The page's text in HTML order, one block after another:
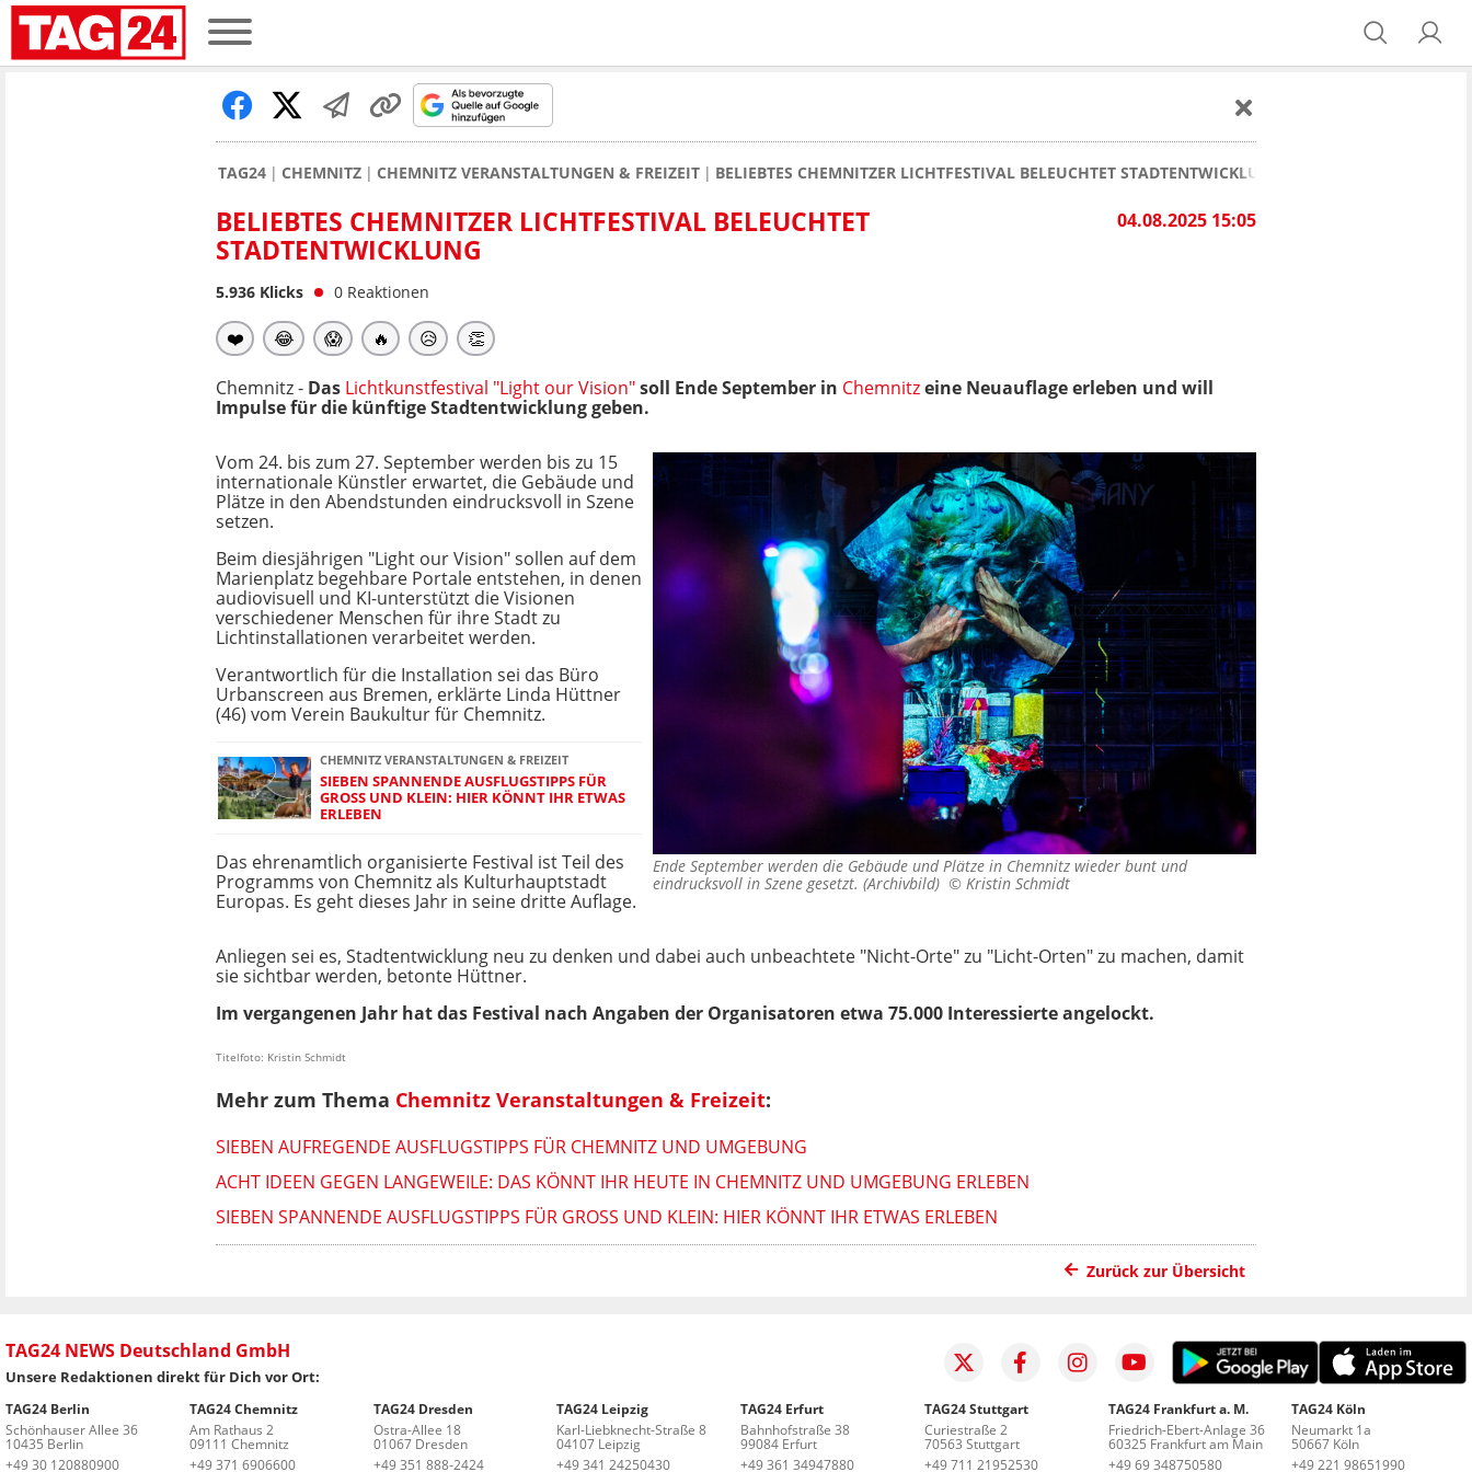
TAG24 CHEMNITZ CHEMNITZ VERANSTALTUNGEN & FREIZEIT BELIEBTES CHEMNITZER LICHTFESTIVAL BELEUCHTET STADTENTWICKLUNG
04.08.2025 15:05
BELIEBTES CHEMNITZER LICHTFESTIVAL BELEUCHTET
STADTENTWICKLUNG
5.936 Klicks 0 Reaktionen
❤️ 😂 😱 🔥 😥 👏
Chemnitz - Das Lichtkunstfestival "Light our Vision"soll Ende September in Chemnitzeine Neuauflage erleben und will
Impulse für die künftige Stadtentwicklung geben.
Ende September werden die Gebäude und Plätze in Chemnitz wieder bunt und
eindrucksvoll in Szene gesetzt. (Archivbild) © Kristin Schmidt
Vom 24. bis zum 27. September werden bis zu 15
internationale Künstler erwartet, die Gebäude und
Plätze in den Abendstunden eindrucksvoll in Szene
setzen.
Beim diesjährigen "Light our Vision" sollen auf dem
Marienplatz begehbare Portale entstehen, in denen
audiovisuell und KI-unterstützt die Visionen
verschiedener Menschen für ihre Stadt zu
Lichtinstallationen verarbeitet werden.
Verantwortlich für die Installation sei das Büro
Urbanscreen aus Bremen, erklärte Linda Hüttner
(46) vom Verein Baukultur für Chemnitz.
CHEMNITZ VERANSTALTUNGEN & FREIZEIT
SIEBEN SPANNENDE AUSFLUGSTIPPS FÜR
GROSS UND KLEIN: HIER KÖNNT IHR ETWAS E
RLEBEN
Das ehrenamtlich organisierte Festival ist Teil des
Programms von Chemnitz als Kulturhauptstadt
Europas. Es geht dieses Jahr in seine dritte Auflage.
Anliegen sei es, Stadtentwicklung neu zu denken und dabei auch unbeachtete "Nicht-Orte" zu "Licht-Orten" zu machen, damit
sie sichtbar werden, betonte Hüttner.
Im vergangenen Jahr hat das Festival nach Angaben der Organisatoren etwa 75.000 Interessierte angelockt.
Titelfoto: Kristin Schmidt
Mehr zum Thema Chemnitz Veranstaltungen & Freizeit:
SIEBEN AUFREGENDE AUSFLUGSTIPPS FÜR CHEMNITZ UND UMGEBUNG
ACHT IDEEN GEGEN LANGEWEILE: DAS KÖNNT IHR HEUTE IN CHEMNITZ UND UMGEBUNG ERLEBEN
SIEBEN SPANNENDE AUSFLUGSTIPPS FÜR GROSS UND KLEIN: HIER KÖNNT IHR ETWAS ERLEBEN
Zurück zur Übersicht
TAG24 NEWS Deutschland GmbH
Unsere Redaktionen direkt für Dich vor Ort:
TAG24 Berlin
Schönhauser Allee 36
10435 Berlin
+49 30 120880900
TAG24 Chemnitz
Am Rathaus 2
09111 Chemnitz
+49 371 6906600
TAG24 Dresden
Ostra-Allee 18
01067 Dresden
+49 351 888-2424
TAG24 Leipzig
Karl-Liebknecht-Straße 8
04107 Leipzig
+49 341 24250430
TAG24 Erfurt
Bahnhofstraße 38
99084 Erfurt
+49 361 34947880
TAG24 Stuttgart
Curiestraße 2
70563 Stuttgart
+49 711 21952530
TAG24 Frankfurt a. M.
Friedrich-Ebert-Anlage 36
60325 Frankfurt am Main
+49 69 348750580
TAG24 Köln
Neumarkt 1a
50667 Köln
+49 221 98651990